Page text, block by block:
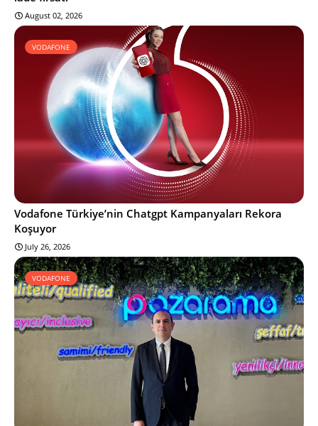
August 02, 2026
VODAFONE
Vodafone Türkiye’nin Chatgpt Kampanyaları Rekora
Koşuyor
July 26, 2026
VODAFONE